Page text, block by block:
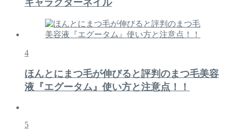
キャラクターネイル
4
ほんとにまつ毛が伸びると評判のまつ毛美容
液『エグータム』使い方と注意点！！
5